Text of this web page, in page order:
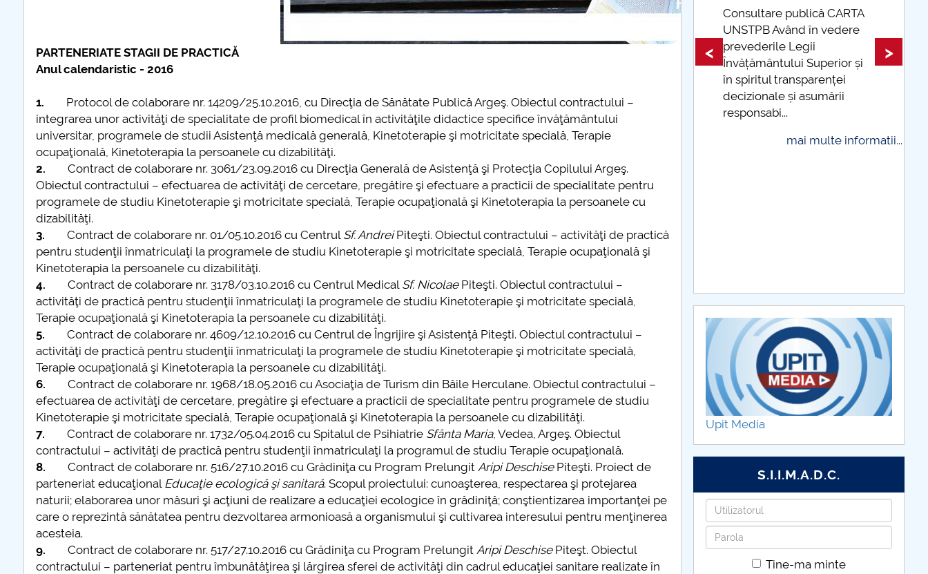
PARTENERIATE STAGII DE PRACTICĂ
Anul calendaristic - 2016
1. Protocol de colaborare nr. 14209/25.10.2016, cu Direcţia de Sănătate Publică Argeş. Obiectul contractului –
integrarea unor activităţi de specialitate de profil biomedical în activităţile didactice specifice învăţământului
universitar, programele de studii Asistenţă medicală generală, Kinetoterapie şi motricitate specială, Terapie
ocupaţională, Kinetoterapia la persoanele cu dizabilităţi.
2. Contract de colaborare nr. 3061/23.09.2016 cu Direcţia Generală de Asistenţă şi Protecţia Copilului Argeş.
Obiectul contractului – efectuarea de activităţi de cercetare, pregătire şi efectuare a practicii de specialitate pentru
programele de studiu Kinetoterapie şi motricitate specială, Terapie ocupaţională şi Kinetoterapia la persoanele cu
dizabilităţi.
3. Contract de colaborare nr. 01/05.10.2016 cu Centrul Sf. AndreiPiteşti. Obiectul contractului – activităţi de practică
pentru studenţii înmatriculaţi la programele de studiu Kinetoterapie şi motricitate specială, Terapie ocupaţională şi
Kinetoterapia la persoanele cu dizabilităţi.
4. Contract de colaborare nr. 3178/03.10.2016 cu Centrul Medical Sf. NicolaePiteşti. Obiectul contractului –
activităţi de practică pentru studenţii înmatriculaţi la programele de studiu Kinetoterapie şi motricitate specială,
Terapie ocupaţională şi Kinetoterapia la persoanele cu dizabilităţi.
5. Contract de colaborare nr. 4609/12.10.2016 cu Centrul de Îngrijire şi Asistenţă Piteşti. Obiectul contractului –
activităţi de practică pentru studenţii înmatriculaţi la programele de studiu Kinetoterapie şi motricitate specială,
Terapie ocupaţională şi Kinetoterapia la persoanele cu dizabilităţi.
6. Contract de colaborare nr. 1968/18.05.2016 cu Asociaţia de Turism din Băile Herculane. Obiectul contractului –
efectuarea de activităţi de cercetare, pregătire şi efectuare a practicii de specialitate pentru programele de studiu
Kinetoterapie şi motricitate specială, Terapie ocupaţională şi Kinetoterapia la persoanele cu dizabilităţi.
7. Contract de colaborare nr. 1732/05.04.2016 cu Spitalul de Psihiatrie Sfânta Maria, Vedea, Argeş. Obiectul
contractului – activităţi de practică pentru studenţii înmatriculaţi la programul de studiu Terapie ocupaţională.
8. Contract de colaborare nr. 516/27.10.2016 cu Grădiniţa cu Program Prelungit Aripi DeschisePiteşti. Proiect de
parteneriat educaţional Educaţie ecologică şi sanitară. Scopul proiectului: cunoaşterea, respectarea şi protejarea
naturii; elaborarea unor măsuri şi acţiuni de realizare a educaţiei ecologice în grădiniţă; conştientizarea importanţei pe
care o reprezintă sănătatea pentru dezvoltarea armonioasă a organismului şi cultivarea interesului pentru menţinerea
acesteia.
9. Contract de colaborare nr. 517/27.10.2016 cu Grădiniţa cu Program Prelungit Aripi DeschisePiteşt. Obiectul
contractului – parteneriat pentru îmbunătăţirea şi lărgirea sferei de activităţi din cadrul educaţiei sanitare realizate în
COMUNICAT Eveniment de
informare și promovare a
ofertei educaționale
universitare la Colegiul
Piteşti 26.03.2026
COMUNICAT Eveniment de
informare �...
mai multe informatii...
mai multe informatii...
Consultare publică CARTA
UNSTPB Având în vedere
prevederile Legii
Învățământului Superior și
decizionale și asumării
responsabi...
Taxe de școlarizare
indexate Taxele se
și cu cardul
< >
Upit Media
S.I.I.M.A.D.C.
Utilizatorul
Parola
Tine-ma minte